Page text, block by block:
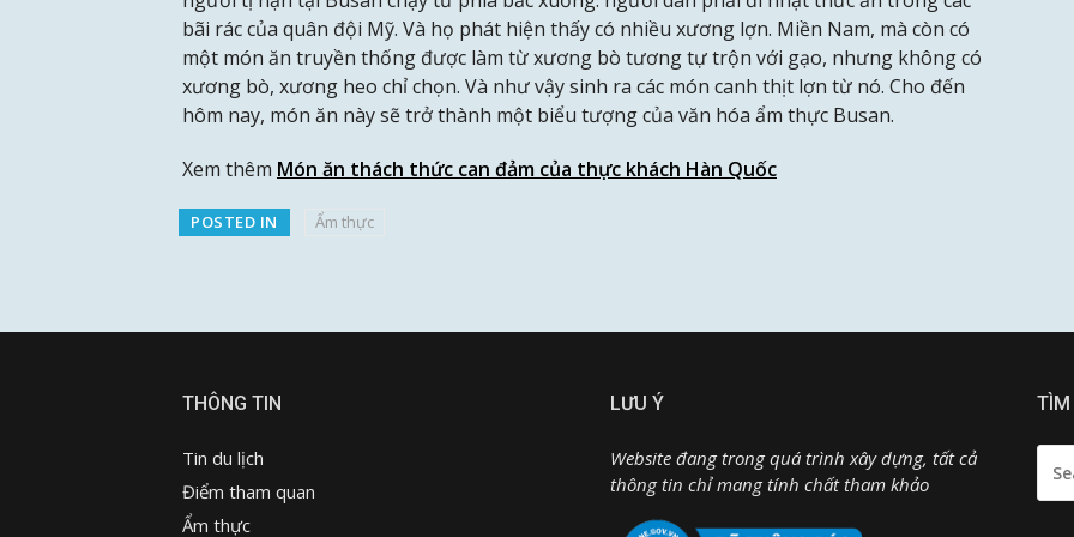
bãi rác của quân đội Mỹ. Và họ phát hiện thấy có nhiều xương lợn. Miền Nam, mà còn có
một món ăn truyền thống được làm từ xương bò tương tự trộn với gạo, nhưng không có
xương bò, xương heo chỉ chọn. Và như vậy sinh ra các món canh thịt lợn từ nó. Cho đến
hôm nay, món ăn này sẽ trở thành một biểu tượng của văn hóa ẩm thực Busan.
Xem thêm Món ăn thách thức can đảm của thực khách Hàn Quốc
POSTED IN Ẩm thực
THÔNG TIN
Tin du lịch
Điểm tham quan
Ẩm thực
LƯU Ý
Website đang trong quá trình xây dựng, tất cả
thông tin chỉ mang tính chất tham khảo
TÌM
FOR: